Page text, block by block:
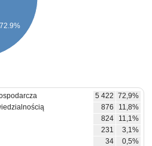
72.9%
5 422 72,9%
876
11,8%
824
11,1%
231
3,1%
34
0,5%